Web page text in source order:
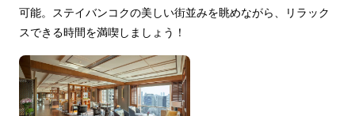
可能。ステイバンコクの美しい街並みを眺めながら、リラック
スできる時間を満喫しましょう！